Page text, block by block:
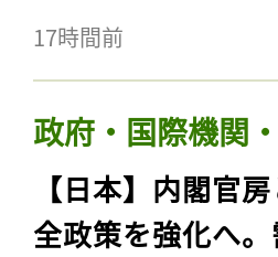
17時間前
政府・国際機関
【日本】内閣官
全政策を強化へ